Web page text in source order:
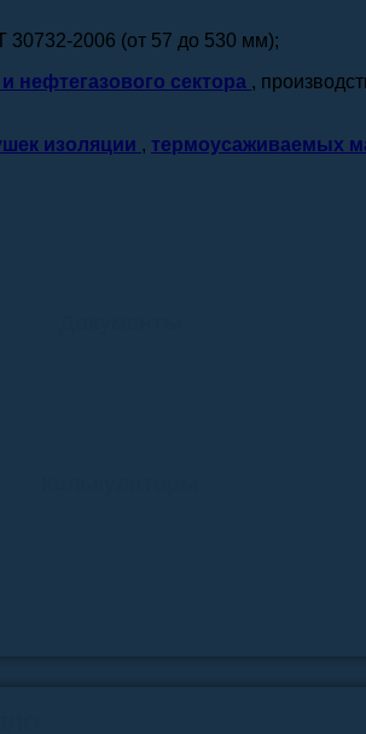
30732-2006 (от 57 до 530 мм);
нефтегазового сектора ,
изоляции , термоусаживаемых